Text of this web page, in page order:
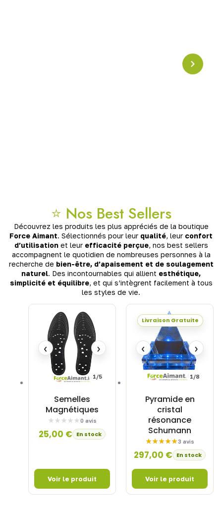
⭐ Nos Best Sellers
Découvrez les produits les plus appréciés de la boutique
Force Aimant. Sélectionnés pour leur qualité, leur confort
d’utilisationet leur efficacité perçue, nos best sellers
accompagnent le quotidien de nombreuses personnes à la
recherche de bien-être, d’apaisement et de soulagement
naturel. Des incontournables qui allient esthétique,
simplicité et équilibre, et qui s’intègrent facilement à tous
les styles de vie.
Semelles
Magnétiques
0 avis
25,00 € En stock
‹ ›
1/5
Pyramide en
cristal
résonance
Schumann
3 avis
297,00 € En stock
Livraison Gratuite
‹ ›
1/8